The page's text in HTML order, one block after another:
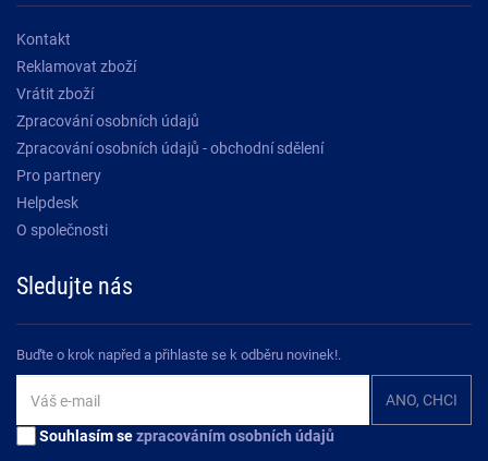
Kontakt
Reklamovat zboží
Vrátit zboží
Zpracování osobních údajů
Zpracování osobních údajů - obchodní sdělení
Pro partnery
Helpdesk
O společnosti
Sledujte nás
Buďte o krok napřed a přihlaste se k odběru novinek!.
Souhlasím sezpracováním osobních údajů